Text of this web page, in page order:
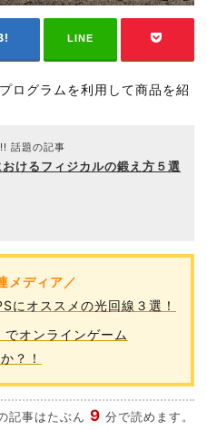
LINE
ログラムを利用して商品を紹
話題の記事
おけるフィジカルの鍛え方５選
メディア／
にオススメの光回線３選！
オンラインゲーム
？！
記事はたぶん 9 分で読めます。